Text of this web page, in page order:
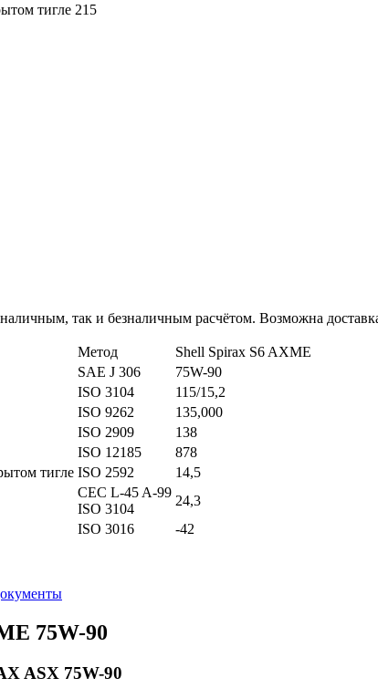
тигле 215
так и безналичным расчётом. Возможна
Метод
Shell Spirax S6 AXME
SAE J 306
75W-90
ISO 3104
115/15,2
ISO 9262
135,000
ISO 2909
138
ISO 12185
878
тигле ISO 2592
14,5
CEC L-45 A-99
ISO 3104
24,3
ISO 3016 -42
75W-90
ASX 75W-90